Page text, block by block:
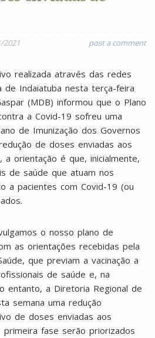
2021 post a comment
realizada através das redes
de Indaiatuba nesta terça-feira
(MDB) informou que o Plano
a Covid-19 sofreu uma
de Imunização dos Governos
de doses enviadas aos
a orientação é que, inicialmente,
de saúde que atuam nos
a pacientes com Covid-19 (ou
o nosso plano de
as orientações recebidas pela
que previam a vacinação a
de saúde e, na
entanto, a Diretoria Regional de
semana uma redução
de doses enviadas aos
primeira fase serão priorizados